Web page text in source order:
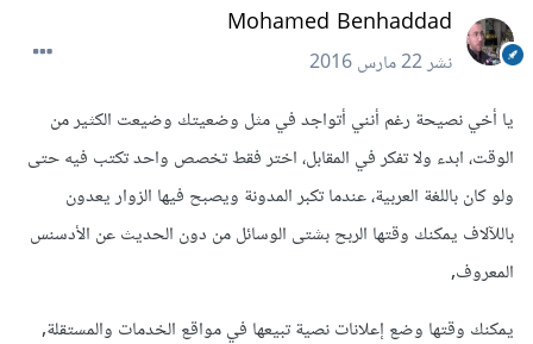
Mohamed Benhaddad
نشر22 مارس 2016
يا أخي نصيحة رغم أنني أتواجد في مثل وضعيتك وضيعت الكثير من
الوقت، ابدء ولا تفكر في المقابل، اختر فقط تخصص واحد تكتب فيه حتى
ولو كان باللغة العربية، عندما تكبر المدونة ويصبح فيها الزوار يعدون
باللآلاف يمكنك وقتها الربح بشتى الوسائل من دون الحديث عن الأدسنس
المعروف,
يمكنك وقتها وضع إعلانات نصية تبيعها في مواقع الخدمات والمستقلة,